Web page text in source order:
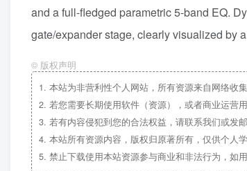
and a full-fledged parametric 5-band EQ.
gate/expander stage, clearly visualized by
© 版权声明
1. 本站为非营利性个人网站，所有资源来自网络收
2. 若您需要长期使用软件（资源），或者商业运营
3. 若有内容侵犯到您的合法权益，请联系我们或发
4. 本站所有资源内容，版权归原著所有，仅供个人
5. 禁止下载使用本站资源参与商业和非法行为，如